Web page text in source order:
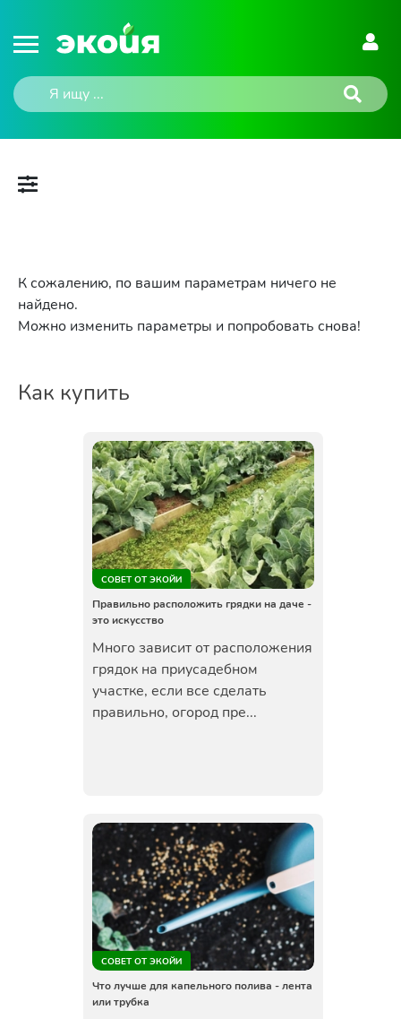
К сожалению, по вашим параметрам ничего не
найдено.
Можно изменить параметры и попробовать снова!
Как купить
СОВЕТ ОТ ЭКОЙИ
Правильно расположить грядки на даче -
это искусство
Много зависит от расположения
грядок на приусадебном
участке, если все сделать
правильно, огород пре...
СОВЕТ ОТ ЭКОЙИ
Что лучше для капельного полива - лента
или трубка